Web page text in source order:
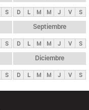
S D L M M J V S
S
Septiembre
D L M M J V S
S
Diciembre
D L M M J V S